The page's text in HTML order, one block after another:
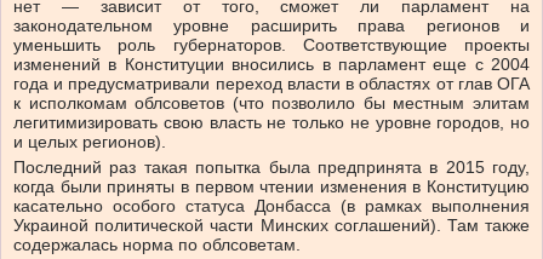
нет — зависит от того, сможет ли парламент на
законодательном уровне расширить права регионов и
уменьшить роль губернаторов. Соответствующие проекты
изменений в Конституции вносились в парламент еще с 2004
года и предусматривали переход власти в областях от глав ОГА
к исполкомам облсоветов (что позволило бы местным элитам
легитимизировать свою власть не только не уровне городов, но
и целых регионов).
Последний раз такая попытка была предпринята в 2015 году,
когда были приняты в первом чтении изменения в Конституцию
касательно особого статуса Донбасса (в рамках выполнения
Украиной политической части Минских соглашений). Там также
содержалась норма по облсоветам.